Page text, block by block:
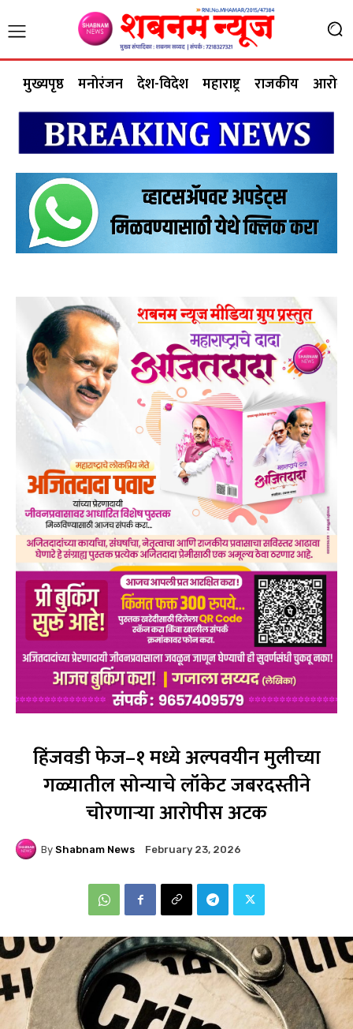
मुख्यपृष्ठ मनोरंजन देश-विदेश महाराष्ट्र राजकीय आरोग्य
हिंजवडी फेज–१ मध्ये अल्पवयीन मुलीच्या
गळ्यातील सोन्याचे लॉकेट जबरदस्तीने
चोरणाऱ्या आरोपीस अटक
By Shabnam News February 23, 2026